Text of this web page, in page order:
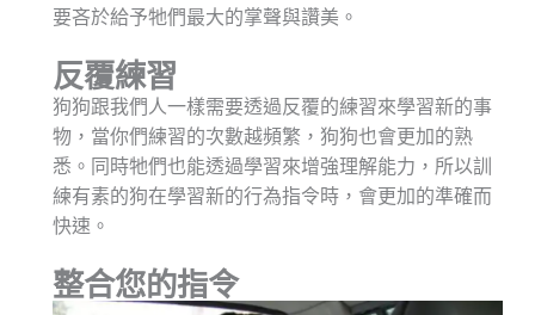
要吝於給予牠們最大的掌聲與讚美。
反覆練習
狗狗跟我們人一樣需要透過反覆的練習來學習新的事
物，當你們練習的次數越頻繁，狗狗也會更加的熟
悉。同時牠們也能透過學習來增強理解能力，所以訓
練有素的狗在學習新的行為指令時，會更加的準確而
快速。
整合您的指令